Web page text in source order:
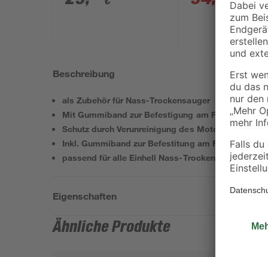
18 V 2,5 Ah
Beschreibung
als Zubehör für Nass-Trockensauger
Mit Gummiband zur Befestigung am Filterkorb
Schutz durch Verunreinigung des Motors
Inkl. Gummiband zur Befestitung am Filterkorb
passend für alle Einhell Nass-Trockensauger
Eigenschaften
Ähnliche Produkte